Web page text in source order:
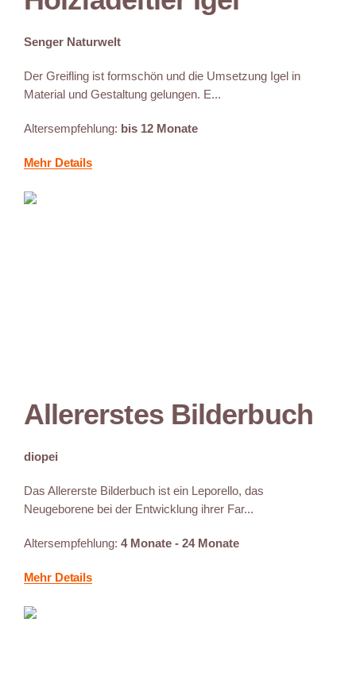
Senger Naturwelt
Der Greifling ist formschön und die Umsetzung Igel in
Material und Gestaltung gelungen. E...
Altersempfehlung: bis 12 Monate
Mehr Details
Allererstes Bilderbuch
diopei
Das Allererste Bilderbuch ist ein Leporello, das
Neugeborene bei der Entwicklung ihrer Far...
Altersempfehlung: 4 Monate - 24 Monate
Mehr Details